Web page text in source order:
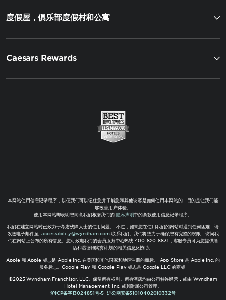
度假屋，俱乐部度假村和公寓
Caesars Rewards
本网站使用信息记录程序，以便我们可以记住您并了解您和其他访客是如何使用本网站的，目的是让我们能
够改善用户体验。
使用本网站即表明您同意我们根据我们的 隐私声明中的条款使用信息记录程序。
我们在建立网站时已致力于考虑残障人士的使用问题。 不过，如果您在使用我们的网站时遇到任何困难，请
发送电子邮件至accessibility@wyndham.com联系我们。我们将致力于确保您有完整的权限，访问我
们在网站上公布的所有信息。您可致电我们的会员服务中心热线 400-820-8831，客服专员可为您提供酒
店和温德姆奖赏计划的相关信息及协助。
Apple 和 Apple 标志是 Apple Inc. 在美国和其他国家和地区注册的商标。 App Store 是 Apple Inc. 的
服务标志。Google Play 和 Google Play 标志是 Google LLC 的商标
©2025 Wyndham Franchisor, LLC。保留所有权利。所有酒店均由公司特许经营，或由 Wyndham
Hotel Management, Inc. 或其附属公司管理。
沪ICP备字13024851号-5 沪公网安备31010402010332号